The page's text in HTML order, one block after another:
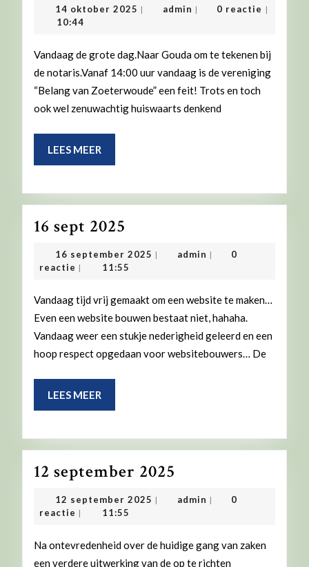
14 oktober 2025 14
| admin admin
| 0 reactie |
10:44
Vandaag de grote dag.Naar Gouda om te tekenen bij
de notaris.Vanaf 14:00 uur vandaag is de vereniging
“Belang van Zoeterwoude” een feit! Trots en toch
ook wel zenuwachtig huiswaarts denkend
LEES MEER
MEER
16 sept 2025
sept
2025
16 september 2025 16
| admin admin
|
0
reactie | 11:55
Vandaag tijd vrij gemaakt om een website te maken…
Even een website bouwen bestaat niet, hahaha.
Vandaag weer een stukje nederigheid geleerd en een
hoop respect opgedaan voor websitebouwers… De
LEES MEER
MEER
12 september 2025
september
12 september 2025 12
| admin admin
|
0
reactie | 11:55
Na ontevredenheid over de huidige gang van zaken
een verdere uitwerking van de op te richten